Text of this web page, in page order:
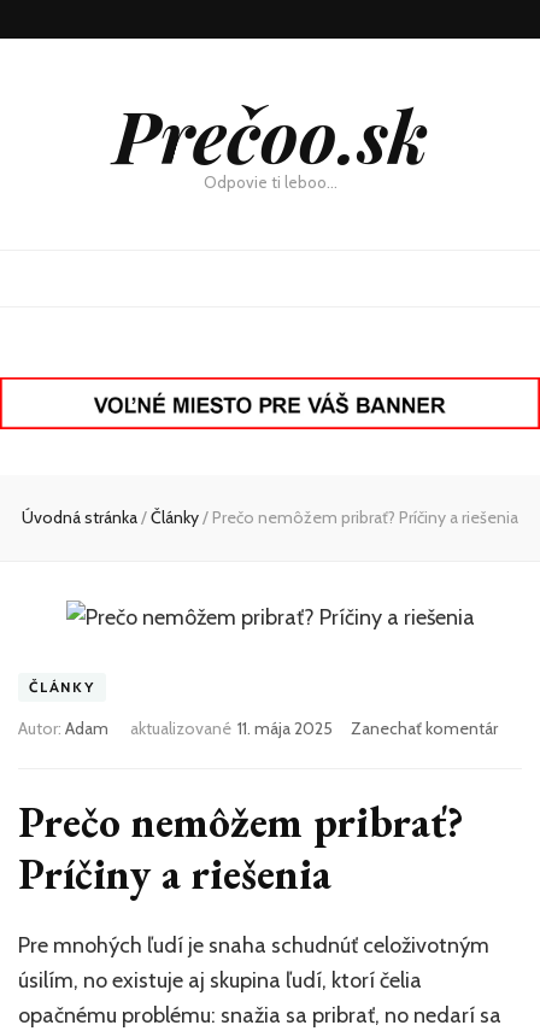
Prečoo.sk
Odpovie ti leboo…
Úvodná stránka/Články/ Prečo nemôžem pribrať? Príčiny a riešenia
ČLÁNKY
Autor: Adam aktualizované 11. mája 2025 Zanechať komentárk
Prečo nemôžem pribrať?
Príčiny a riešenia
Pre mnohých ľudí je snaha schudnúť celoživotným
úsilím, no existuje aj skupina ľudí, ktorí čelia
opačnému problému: snažia sa pribrať, no nedarí sa